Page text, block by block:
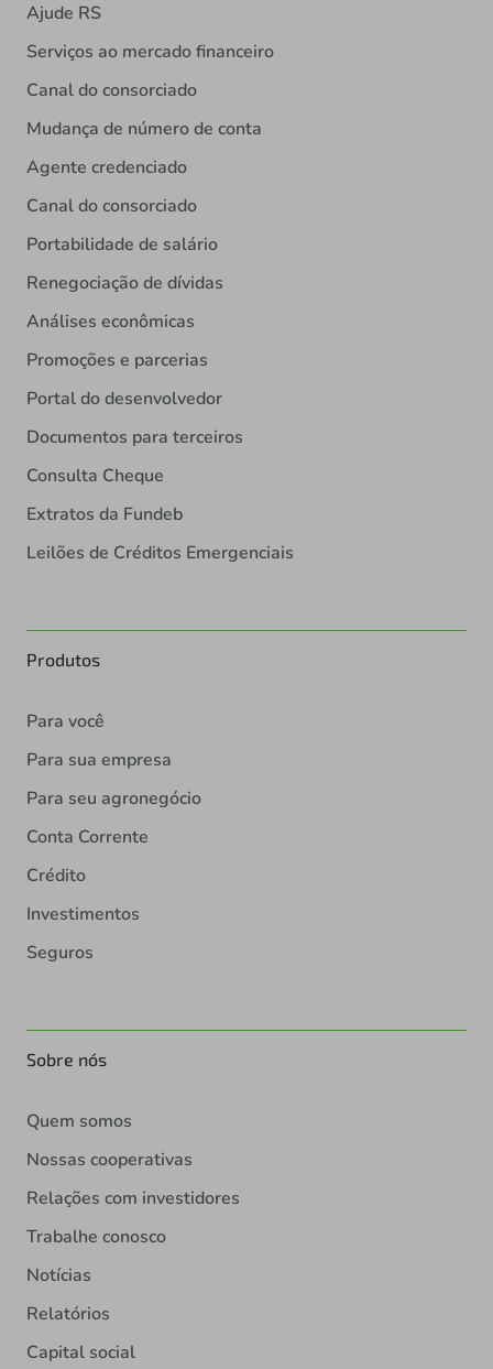
Ajude RS
Serviços ao mercado financeiro
Canal do consorciado
Mudança de número de conta
Agente credenciado
Canal do consorciado
Portabilidade de salário
Renegociação de dívidas
Análises econômicas
Promoções e parcerias
Portal do desenvolvedor
Documentos para terceiros
Consulta Cheque
Extratos da Fundeb
Leilões de Créditos Emergenciais
Produtos
Para você
Para sua empresa
Para seu agronegócio
Conta Corrente
Crédito
Investimentos
Seguros
Sobre nós
Quem somos
Nossas cooperativas
Relações com investidores
Trabalhe conosco
Notícias
Relatórios
Capital social